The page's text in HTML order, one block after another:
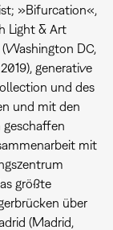
»Bifurcation«,
Light & Art
DC,
generative
und des
und mit den
mit
größte
über
(Madrid,